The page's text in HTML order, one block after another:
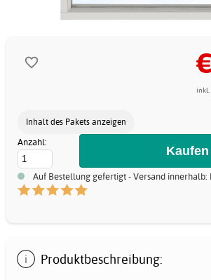
inkl.
Inhalt des Pakets anzeigen
Anzahl:
Auf Bestellung gefertigt - Versand innerhalb:
Produktbeschreibung: